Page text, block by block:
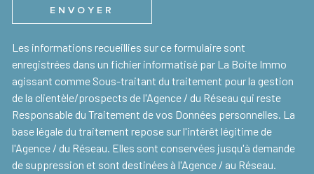
ENVOYER
Les informations recueillies sur ce formulaire sont
enregistrées dans un fichier informatisé par La Boite Immo
agissant comme Sous-traitant du traitement pour la gestion
de la clientèle/prospects de l'Agence / du Réseau qui reste
Responsable du Traitement de vos Données personnelles. La
base légale du traitement repose sur l'intérêt légitime de
l'Agence / du Réseau. Elles sont conservées jusqu'à demande
de suppression et sont destinées à l'Agence / au Réseau.